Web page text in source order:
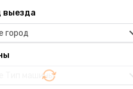
выезда
город
Тип машины